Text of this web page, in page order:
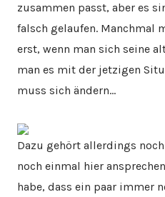
zusammen passt, aber es
falsch gelaufen. Manchmal
erst, wenn man sich seine
man es mit der jetzigen
muss sich ändern…
Dazu gehört allerdings
noch einmal hier
habe, dass ein paar immer